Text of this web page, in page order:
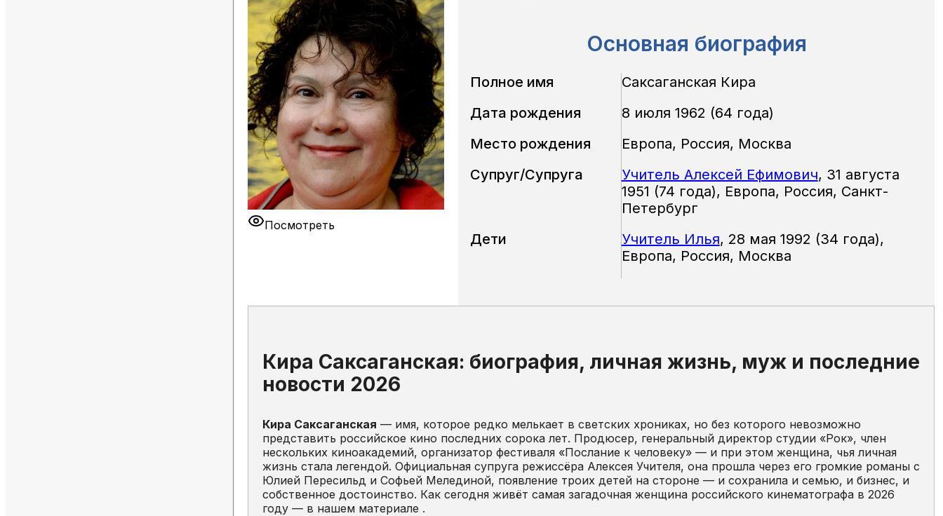
Посмотреть
Основная биография
Полное имя
Саксаганская Кира
Дата рождения
8 июля 1962 (64 года)
Место рождения
Европа, Россия, Москва
Супруг/Супруга
Учитель Алексей Ефимович, 31 августа
1951 (74 года), Европа, Россия, Санкт-
Петербург
Дети
Учитель Илья, 28 мая 1992 (34 года),
Европа, Россия, Москва
Кира Саксаганская: биография, личная жизнь, муж и последние
новости 2026
Кира Саксаганская — имя, которое редко мелькает в светских хрониках, но без которого невозможно
представить российское кино последних сорока лет. Продюсер, генеральный директор студии «Рок», член
нескольких киноакадемий, организатор фестиваля «Послание к человеку» — и при этом женщина, чья личная
жизнь стала легендой. Официальная супруга режиссёра Алексея Учителя, она прошла через его громкие романы с
Юлией Пересильд и Софьей Мелединой, появление троих детей на стороне — и сохранила и семью, и бизнес, и
собственное достоинство. Как сегодня живёт самая загадочная женщина российского кинематографа в 2026
году — в нашем материале .